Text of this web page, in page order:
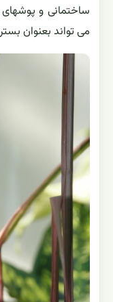
ساختمانی و
می تواند بعنوان